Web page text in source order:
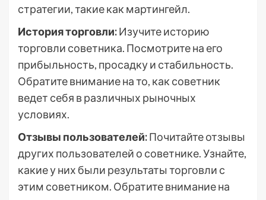
стратегии, такие как мартингейл.
История торговли:Изучите историю
торговли советника. Посмотрите на его
прибыльность, просадку и стабильность.
Обратите внимание на то, как советник
ведет себя в различных рыночных
условиях.
Отзывы пользователей:Почитайте отзывы
других пользователей о советнике. Узнайте,
какие у них были результаты торговли с
этим советником. Обратите внимание на